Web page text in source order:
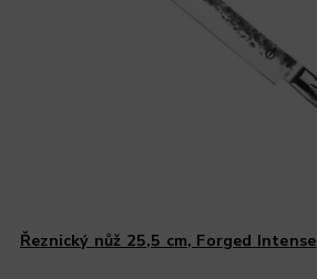
Řeznický nůž 25,5 cm, Forged Intense